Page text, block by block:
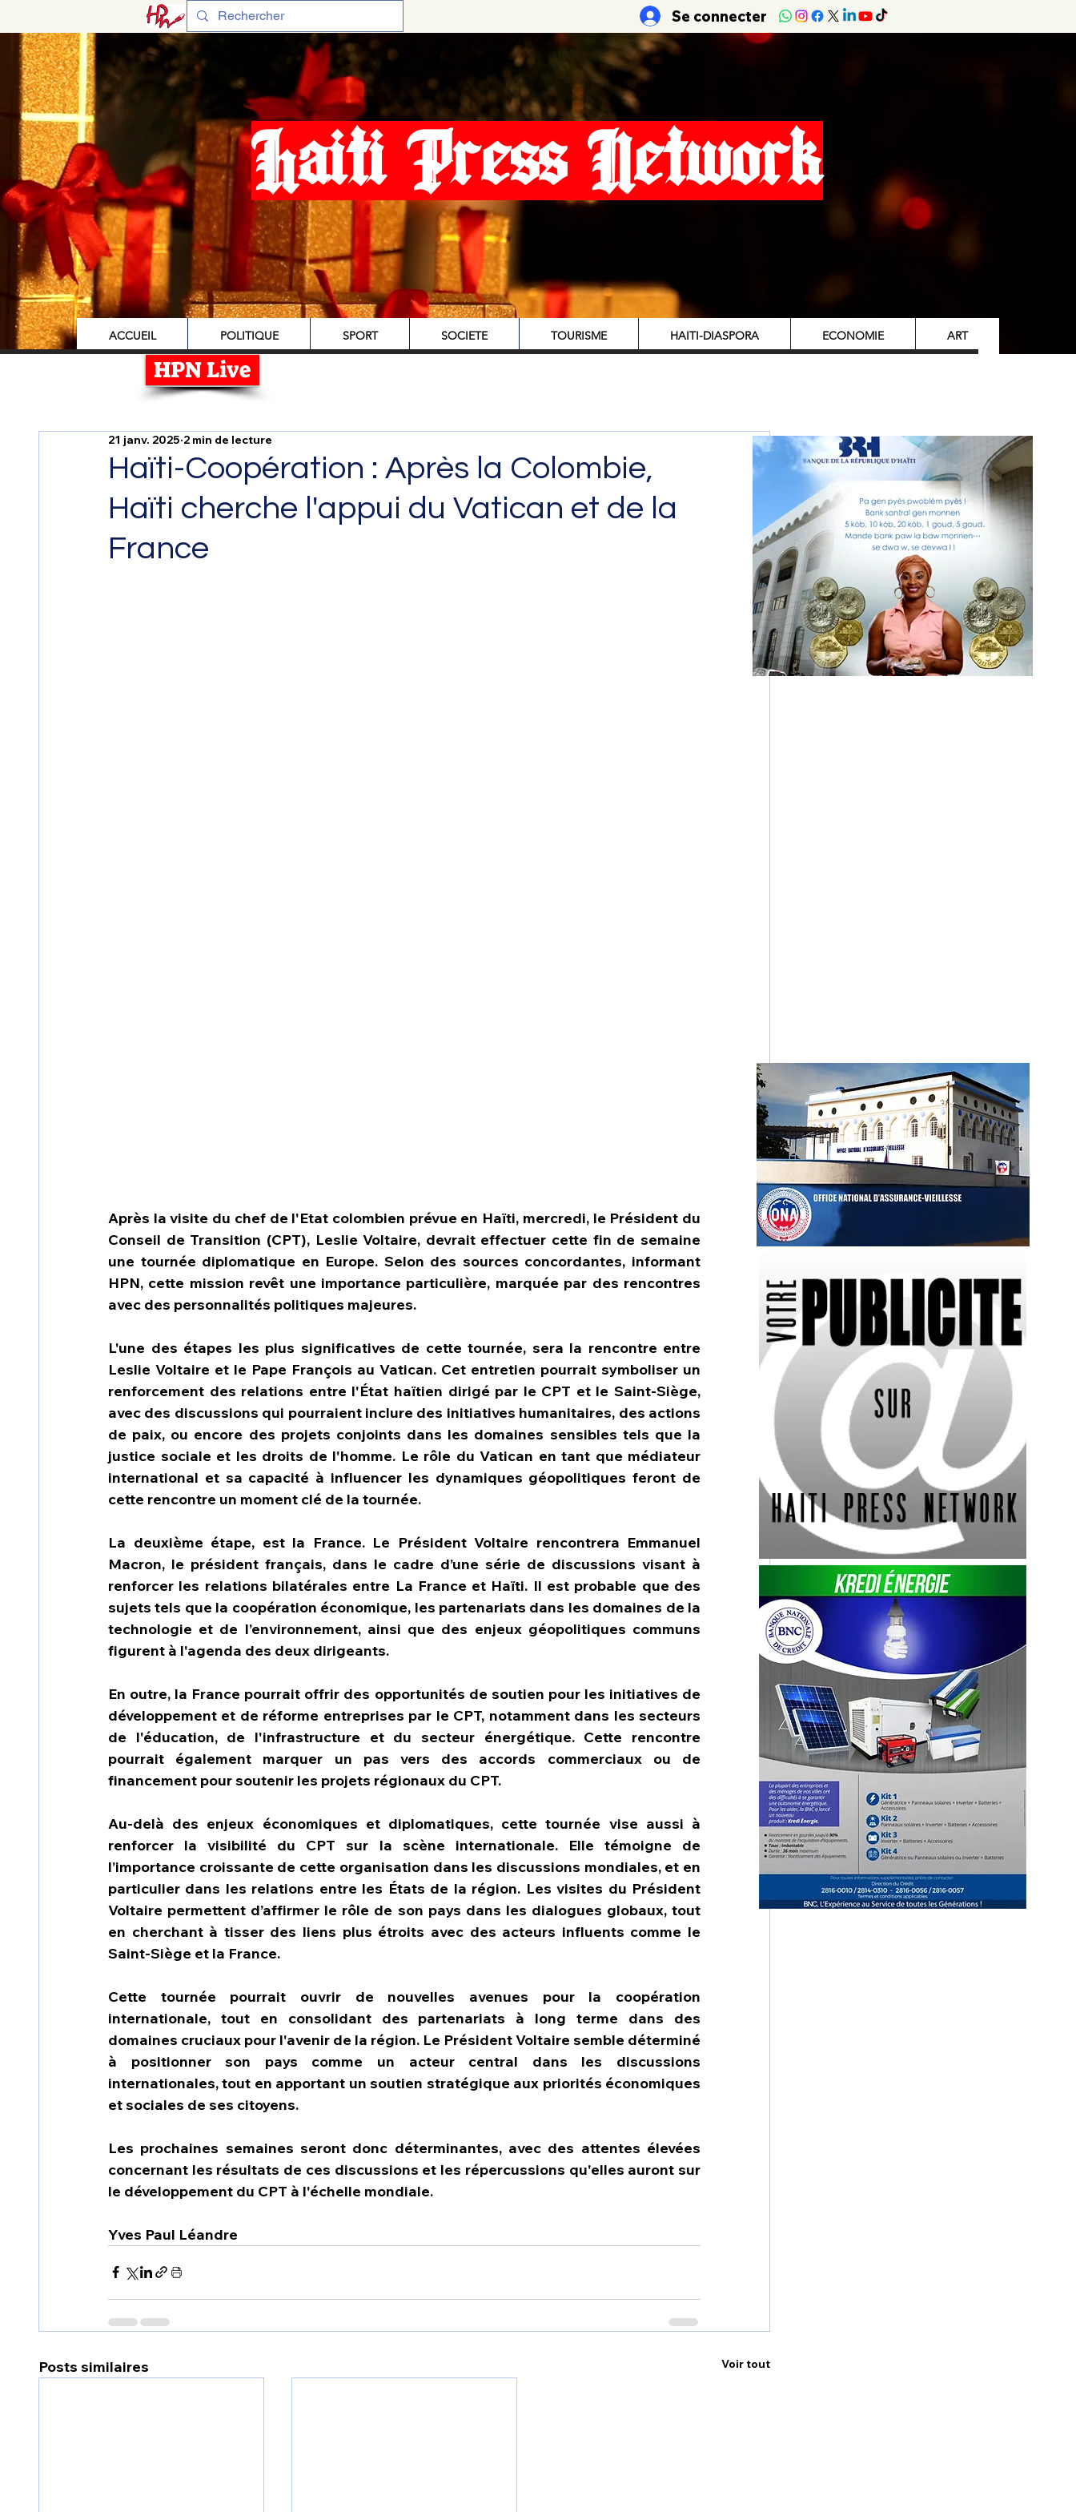
Se connecter
Haiti Press Network
ACCUEIL POLITIQUE SPORT SOCIETE TOURISME HAITI-DIASPORA ECONOMIE ART
HPN Live
Haïti-Coopération : Après la Colombie,
Haïti cherche l'appui du Vatican et de la
France
21 janv. 2025 2 min de lecture
Après la visite du chef de l'Etat colombien prévue en Haïti, mercredi, le Président du
Conseil de Transition (CPT), Leslie Voltaire, devrait effectuer cette fin de semaine
une tournée diplomatique en Europe. Selon des sources concordantes, informant
HPN, cette mission revêt une importance particulière, marquée par des rencontres
avec des personnalités politiques majeures.
L'une des étapes les plus significatives de cette tournée, sera la rencontre entre
Leslie Voltaire et le Pape François au Vatican. Cet entretien pourrait symboliser un
renforcement des relations entre l'État haïtien dirigé par le CPT et le Saint-Siège,
avec des discussions qui pourraient inclure des initiatives humanitaires, des actions
de paix, ou encore des projets conjoints dans les domaines sensibles tels que la
justice sociale et les droits de l'homme. Le rôle du Vatican en tant que médiateur
international et sa capacité à influencer les dynamiques géopolitiques feront de
cette rencontre un moment clé de la tournée.
La deuxième étape, est la France. Le Président Voltaire rencontrera Emmanuel
Macron, le président français, dans le cadre d’une série de discussions visant à
renforcer les relations bilatérales entre La France et Haïti. Il est probable que des
sujets tels que la coopération économique, les partenariats dans les domaines de la
technologie et de l’environnement, ainsi que des enjeux géopolitiques communs
figurent à l'agenda des deux dirigeants.
En outre, la France pourrait offrir des opportunités de soutien pour les initiatives de
développement et de réforme entreprises par le CPT, notamment dans les secteurs
de l'éducation, de l'infrastructure et du secteur énergétique. Cette rencontre
pourrait également marquer un pas vers des accords commerciaux ou de
financement pour soutenir les projets régionaux du CPT.
Au-delà des enjeux économiques et diplomatiques, cette tournée vise aussi à
renforcer la visibilité du CPT sur la scène internationale. Elle témoigne de
l’importance croissante de cette organisation dans les discussions mondiales, et en
particulier dans les relations entre les États de la région. Les visites du Président
Voltaire permettent d’affirmer le rôle de son pays dans les dialogues globaux, tout
en cherchant à tisser des liens plus étroits avec des acteurs influents comme le
Saint-Siège et la France.
Cette tournée pourrait ouvrir de nouvelles avenues pour la coopération
internationale, tout en consolidant des partenariats à long terme dans des
domaines cruciaux pour l'avenir de la région. Le Président Voltaire semble déterminé
à positionner son pays comme un acteur central dans les discussions
internationales, tout en apportant un soutien stratégique aux priorités économiques
et sociales de ses citoyens.
Les prochaines semaines seront donc déterminantes, avec des attentes élevées
concernant les résultats de ces discussions et les répercussions qu'elles auront sur
le développement du CPT à l'échelle mondiale.
Yves Paul Léandre
Posts similaires Voir tout